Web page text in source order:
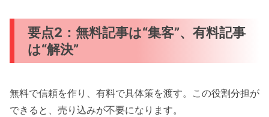
要点2：無料記事は“集客”、有料記事
は“解決”
無料で信頼を作り、有料で具体策を渡す。この役割分担が
できると、売り込みが不要になります。